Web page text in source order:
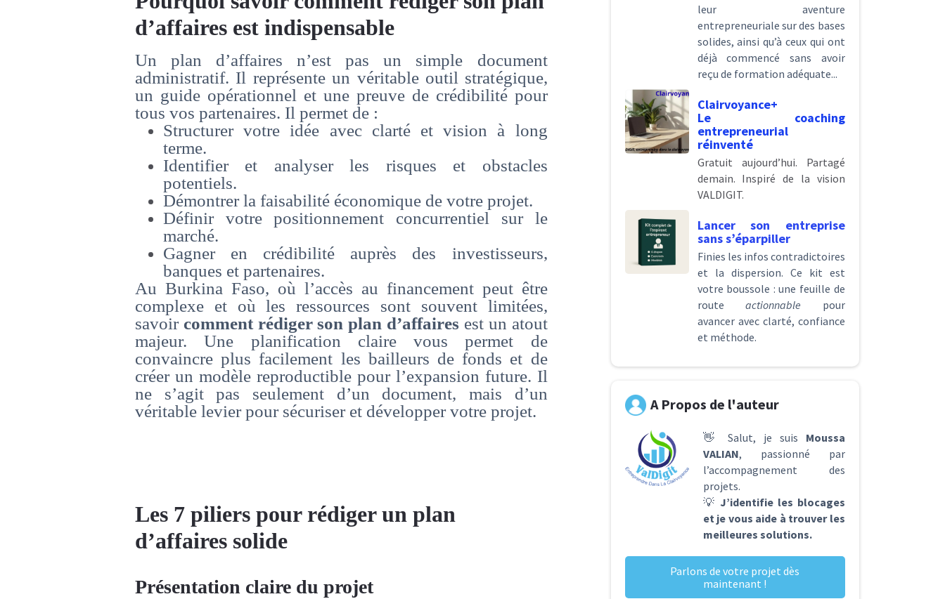
d’affaires est indispensable
Un plan d’affaires n’est pas un simple document
administratif. Il représente un véritable outil stratégique,
un guide opérationnel et une preuve de crédibilité pour
tous vos partenaires. Il permet de :
Structurer votre idée avec clarté et vision à long
terme.
Identifier et analyser les risques et obstacles
potentiels.
Démontrer la faisabilité économique de votre projet.
Définir votre positionnement concurrentiel sur le
marché.
Gagner en crédibilité auprès des investisseurs,
banques et partenaires.
Au Burkina Faso, où l’accès au financement peut être
complexe et où les ressources sont souvent limitées,
savoir comment rédiger son plan d’affaires est un atout
majeur. Une planification claire vous permet de
convaincre plus facilement les bailleurs de fonds et de
créer un modèle reproductible pour l’expansion future. Il
ne s’agit pas seulement d’un document, mais d’un
véritable levier pour sécuriser et développer votre projet.
Les 7 piliers pour rédiger un plan
d’affaires solide
Présentation claire du projet
leur aventure
entrepreneuriale sur des bases
solides, ainsi qu’à ceux qui ont
déjà commencé sans avoir
reçu de formation adéquate...
Clairvoyance+
Le coaching
entrepreneurial
réinventé
Gratuit aujourd’hui. Partagé
demain. Inspiré de la vision
VALDIGIT.
Lancer son entreprise
sans s’éparpiller
Finies les infos contradictoires
et la dispersion. Ce kit est
votre boussole : une feuille de
routeactionnable pour
avancer avec clarté, confiance
et méthode.
A Propos de l'auteur
👋 Salut, je suis Moussa
VALIAN, passionné par
l’accompagnement des
projets.
💡 J’identifie les blocages
et je vous aide à trouver les
meilleures solutions.
Parlons de votre projet dès
maintenant !